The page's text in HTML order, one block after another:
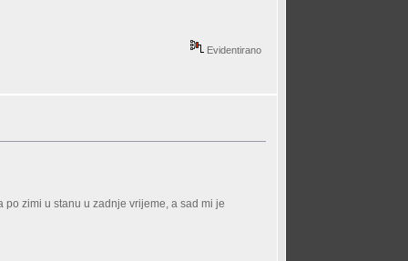
Evidentirano
zimi u stanu u zadnje vrijeme, a sad mi je